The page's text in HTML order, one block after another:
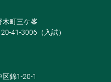
木町三ケ峯
41-3006（入試）
錦1-20-1